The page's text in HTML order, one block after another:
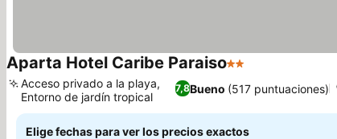
Aparta Hotel Caribe Paraiso2 Estrellas
7,8Bueno (517 puntuaciones)
Acceso privado a la playa,
Entorno de jardín tropical
Elige fechas para ver los precios exactos